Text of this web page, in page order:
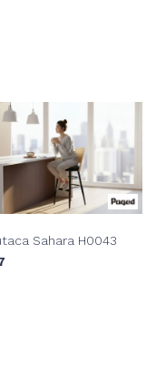
Sahara H0043